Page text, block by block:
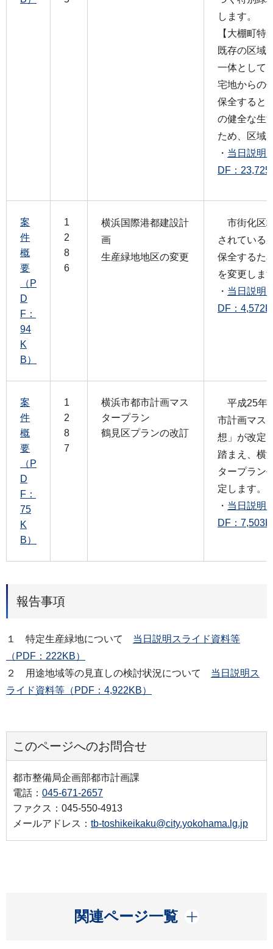
します。
【大棚町特
既存の区域
一体として
宅地からの
保全すると
の健全な生
ため、区域
・ 当日説明
DF：
案
件
概
要
（P
D
F：
94
K
B）
1
2
8
6
横浜国際港都建設計
画
生産緑地地区の変更
市街化区
されている
保全するた
を変更しま
・ 当日説明
DF：
案
件
概
要
（P
D
F：
75
K
B）
1
2
8
7
横浜市都市計画マス
タープラン
鶴見区プランの改訂
平成25年
市計画マス
想」が改定
踏まえ、横
タープラン
定します。
・ 当日説明
DF：
報告事項
１ 特定生産緑地について 当日説明スライド資料等
（PDF：222KB）
２ 用途地域等の見直しの検討状況について 当日説明ス
ライド資料等（PDF：4,922KB）
このページへのお問合せ
都市整備局企画部都市計画課
電話： 045-671-2657
ファクス：045-550-4913
メールアドレス： tb-toshikeikaku@city.yokohama.lg.jp
関連ページ一覧
開く